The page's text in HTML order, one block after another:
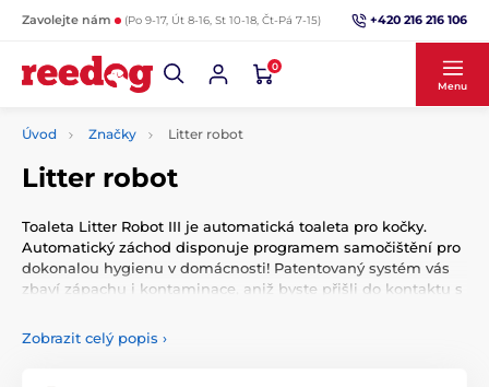
Zavolejte nám (Po 9-17, Út 8-16, St 10-18, Čt-Pá 7-15) +420 216 216 106
0
Menu
Úvod Značky Litter robot
Litter robot
Toaleta Litter Robot III je automatická toaleta pro kočky.
Automatický záchod disponuje programem samočištění pro
dokonalou hygienu v domácnosti! Patentovaný systém vás
zbaví zápachu i kontaminace, aniž byste přišli do kontaktu s
Zobrazit celý popis ›